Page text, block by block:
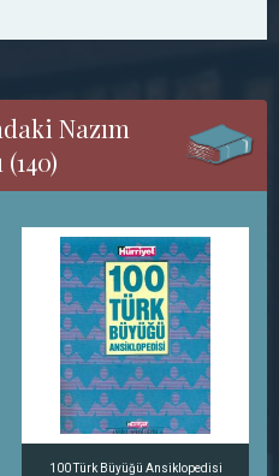
Nazım
100 Türk Büyüğü Ansiklopedisi